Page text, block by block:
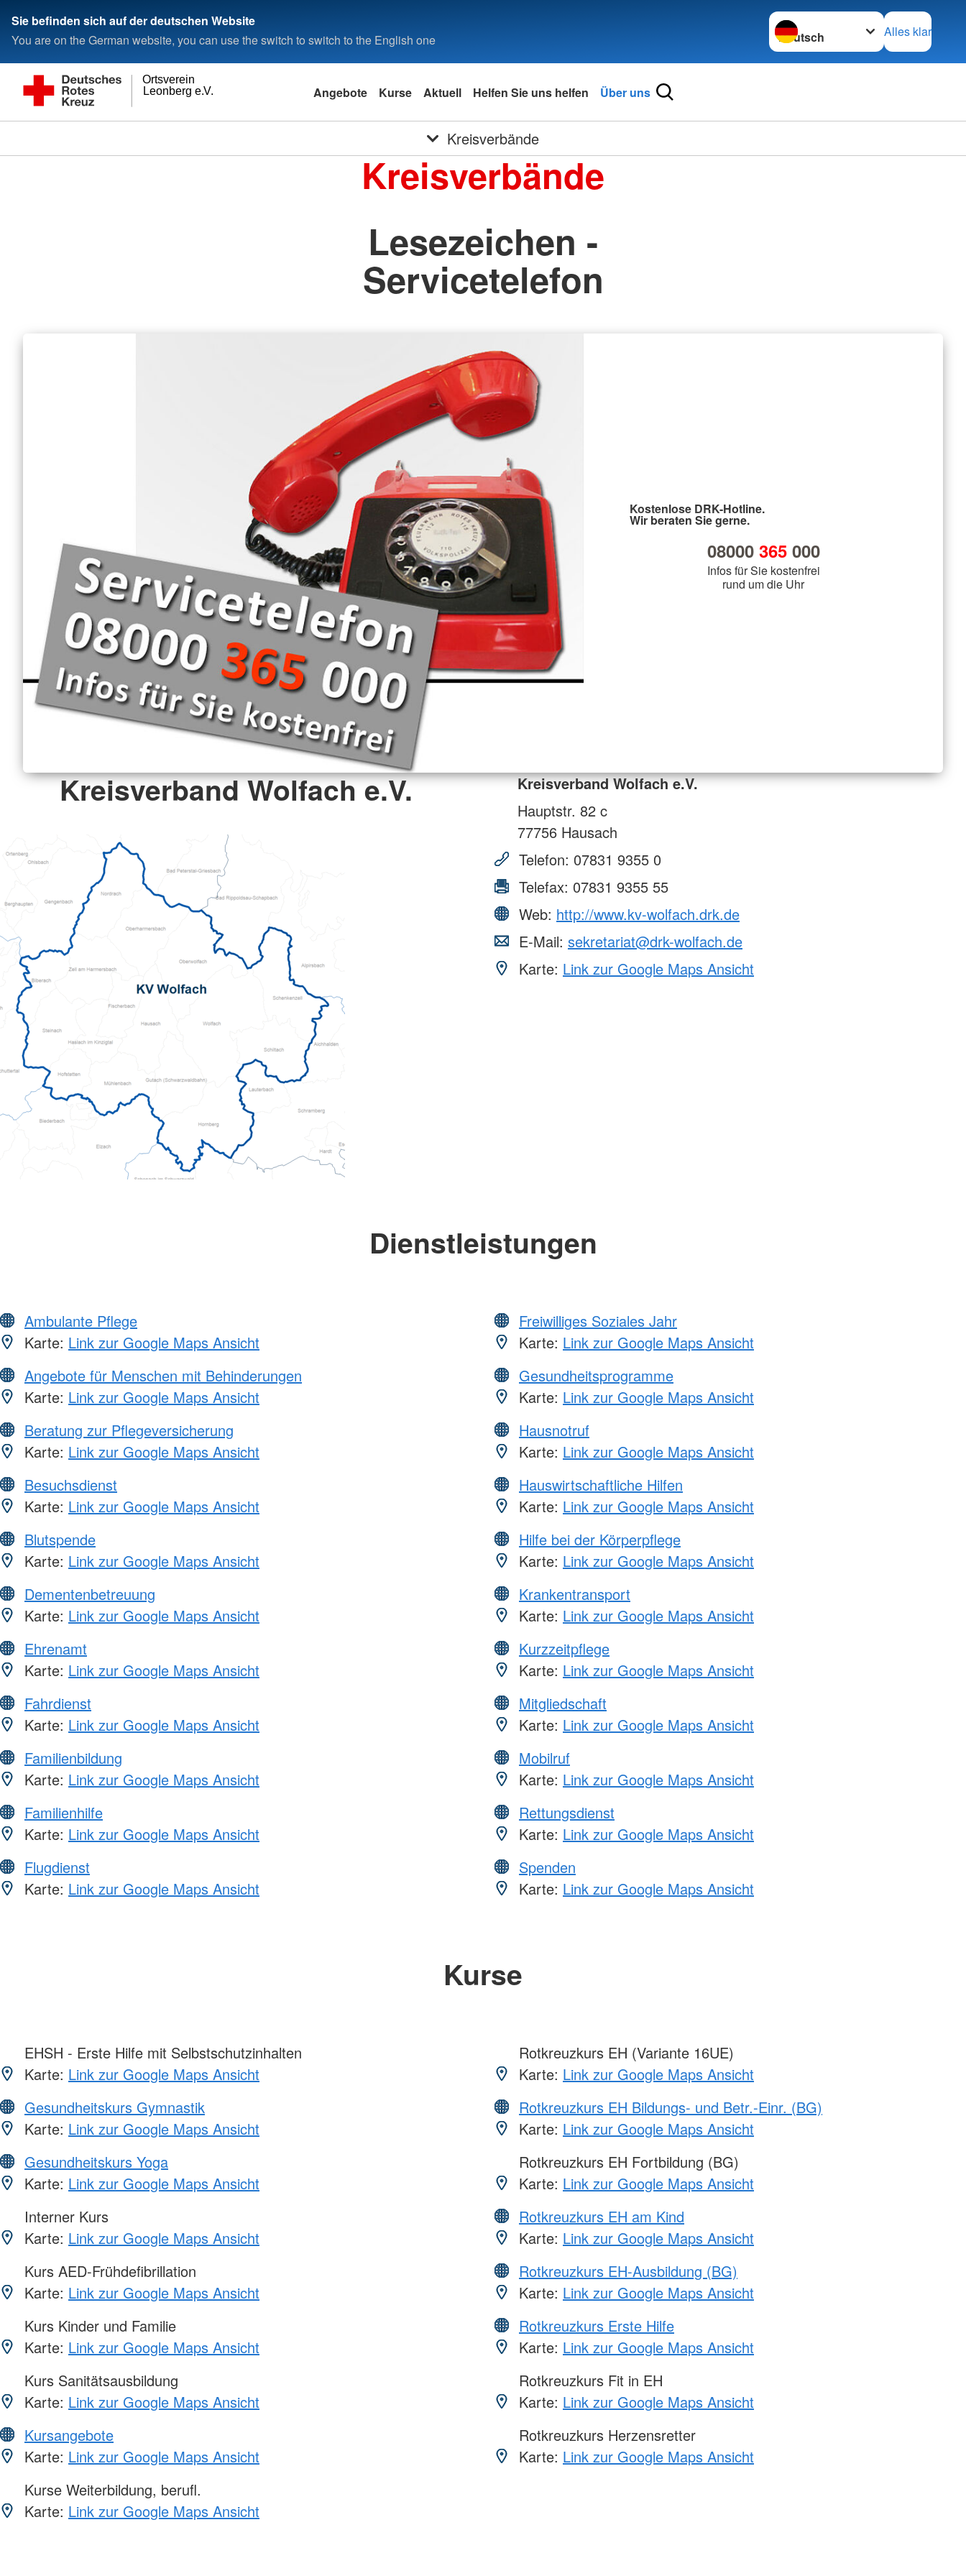
Sie befinden sich auf der deutschen Website
You are on the German website, you can use the switch to switch to the English one
Sprache wechseln zu
Alles klar
Leonberg e.V.
Ortsverein
Angebote Kurse Aktuell Helfen Sie uns helfen Über uns
Kreisverbände
Kreisverbände
Lesezeichen -
Servicetelefon
Kostenlose DRK-Hotline.
Wir beraten Sie gerne.
08000 365000
Infos für Sie kostenfrei
rund um die Uhr
Kreisverband Wolfach e.V.
Kreisverband Wolfach e.V.
Hauptstr. 82 c
77756 Hausach
Telefon: 07831 9355 0
Telefax: 07831 9355 55
Web: http://www.kv-wolfach.drk.de
E-Mail: sekretariat@drk-wolfach.de
Karte: Link zur Google Maps Ansicht
Dienstleistungen
Ambulante Pflege
Karte: Link zur Google Maps Ansicht
Angebote für Menschen mit Behinderungen
Karte: Link zur Google Maps Ansicht
Beratung zur Pflegeversicherung
Karte: Link zur Google Maps Ansicht
Besuchsdienst
Karte: Link zur Google Maps Ansicht
Blutspende
Karte: Link zur Google Maps Ansicht
Dementenbetreuung
Karte: Link zur Google Maps Ansicht
Ehrenamt
Karte: Link zur Google Maps Ansicht
Fahrdienst
Karte: Link zur Google Maps Ansicht
Familienbildung
Karte: Link zur Google Maps Ansicht
Familienhilfe
Karte: Link zur Google Maps Ansicht
Flugdienst
Karte: Link zur Google Maps Ansicht
Freiwilliges Soziales Jahr
Karte: Link zur Google Maps Ansicht
Gesundheitsprogramme
Karte: Link zur Google Maps Ansicht
Hausnotruf
Karte: Link zur Google Maps Ansicht
Hauswirtschaftliche Hilfen
Karte: Link zur Google Maps Ansicht
Hilfe bei der Körperpflege
Karte: Link zur Google Maps Ansicht
Krankentransport
Karte: Link zur Google Maps Ansicht
Kurzzeitpflege
Karte: Link zur Google Maps Ansicht
Mitgliedschaft
Karte: Link zur Google Maps Ansicht
Mobilruf
Karte: Link zur Google Maps Ansicht
Rettungsdienst
Karte: Link zur Google Maps Ansicht
Spenden
Karte: Link zur Google Maps Ansicht
Kurse
EHSH - Erste Hilfe mit Selbstschutzinhalten
Karte: Link zur Google Maps Ansicht
Gesundheitskurs Gymnastik
Karte: Link zur Google Maps Ansicht
Gesundheitskurs Yoga
Karte: Link zur Google Maps Ansicht
Interner Kurs
Karte: Link zur Google Maps Ansicht
Kurs AED-Frühdefibrillation
Karte: Link zur Google Maps Ansicht
Kurs Kinder und Familie
Karte: Link zur Google Maps Ansicht
Kurs Sanitätsausbildung
Karte: Link zur Google Maps Ansicht
Kursangebote
Karte: Link zur Google Maps Ansicht
Kurse Weiterbildung, berufl.
Karte: Link zur Google Maps Ansicht
Rotkreuzkurs EH (Variante 16UE)
Karte: Link zur Google Maps Ansicht
Rotkreuzkurs EH Bildungs- und Betr.-Einr. (BG)
Karte: Link zur Google Maps Ansicht
Rotkreuzkurs EH Fortbildung (BG)
Karte: Link zur Google Maps Ansicht
Rotkreuzkurs EH am Kind
Karte: Link zur Google Maps Ansicht
Rotkreuzkurs EH-Ausbildung (BG)
Karte: Link zur Google Maps Ansicht
Rotkreuzkurs Erste Hilfe
Karte: Link zur Google Maps Ansicht
Rotkreuzkurs Fit in EH
Karte: Link zur Google Maps Ansicht
Rotkreuzkurs Herzensretter
Karte: Link zur Google Maps Ansicht